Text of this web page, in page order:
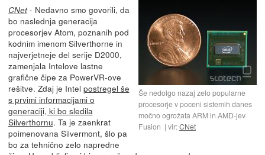
Še nedolgo nazaj zelo popularne
procesorje v poceni sistemih danes
močno ogrožata ARM in AMD-jev
Fusion
vir:CNet
CNet- Nedavno smo govorili, da
bo naslednja generacija
procesorjev Atom, poznanih pod
kodnim imenom Silverthorne in
najverjetneje del serije D2000,
zamenjala Intelove lastne
grafične čipe za PowerVR-ove
rešitve. Zdaj je Intel postregel še
s prvimi informacijami o
generaciji, ki bo sledila
Silverthornu. Ta je zaenkrat
poimenovana Silvermont, šlo pa
bo za tehnično zelo napredne